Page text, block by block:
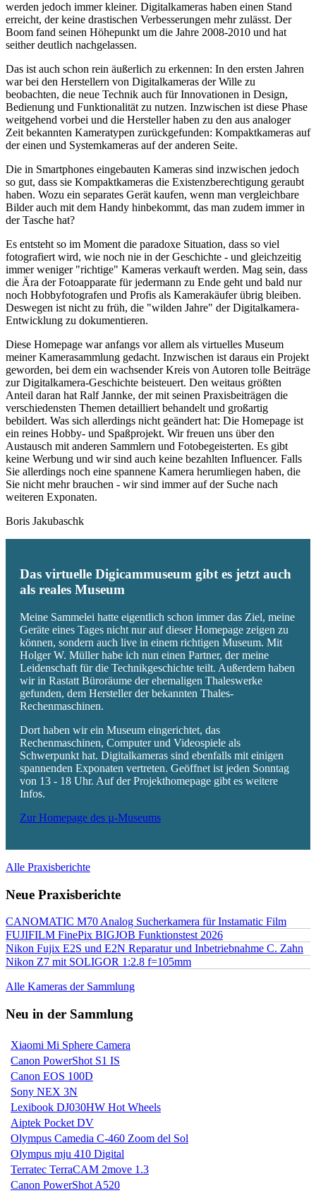
werden jedoch immer kleiner. Digitalkameras haben einen Stand
erreicht, der keine drastischen Verbesserungen mehr zulässt. Der
Boom fand seinen Höhepunkt um die Jahre 2008-2010 und hat
seither deutlich nachgelassen.
Das ist auch schon rein äußerlich zu erkennen: In den ersten Jahren
war bei den Herstellern von Digitalkameras der Wille zu
beobachten, die neue Technik auch für Innovationen in Design,
Bedienung und Funktionalität zu nutzen. Inzwischen ist diese Phase
weitgehend vorbei und die Hersteller haben zu den aus analoger
Zeit bekannten Kameratypen zurückgefunden: Kompaktkameras auf
der einen und Systemkameras auf der anderen Seite.
Die in Smartphones eingebauten Kameras sind inzwischen jedoch
so gut, dass sie Kompaktkameras die Existenzberechtigung geraubt
haben. Wozu ein separates Gerät kaufen, wenn man vergleichbare
Bilder auch mit dem Handy hinbekommt, das man zudem immer in
der Tasche hat?
Es entsteht so im Moment die paradoxe Situation, dass so viel
fotografiert wird, wie noch nie in der Geschichte - und gleichzeitig
immer weniger "richtige" Kameras verkauft werden. Mag sein, dass
die Ära der Fotoapparate für jedermann zu Ende geht und bald nur
noch Hobbyfotografen und Profis als Kamerakäufer übrig bleiben.
Deswegen ist nicht zu früh, die "wilden Jahre" der Digitalkamera-
Entwicklung zu dokumentieren.
Diese Homepage war anfangs vor allem als virtuelles Museum
meiner Kamerasammlung gedacht. Inzwischen ist daraus ein Projekt
geworden, bei dem ein wachsender Kreis von Autoren tolle Beiträge
zur Digitalkamera-Geschichte beisteuert. Den weitaus größten
Anteil daran hat Ralf Jannke, der mit seinen Praxisbeiträgen die
verschiedensten Themen detailliert behandelt und großartig
bebildert. Was sich allerdings nicht geändert hat: Die Homepage ist
ein reines Hobby- und Spaßprojekt. Wir freuen uns über den
Austausch mit anderen Sammlern und Fotobegeisterten. Es gibt
keine Werbung und wir sind auch keine bezahlten Influencer. Falls
Sie allerdings noch eine spannene Kamera herumliegen haben, die
Sie nicht mehr brauchen - wir sind immer auf der Suche nach
weiteren Exponaten.
Boris Jakubaschk
Das virtuelle Digicammuseum gibt es jetzt auch
als reales Museum
Meine Sammelei hatte eigentlich schon immer das Ziel, meine
Geräte eines Tages nicht nur auf dieser Homepage zeigen zu
können, sondern auch live in einem richtigen Museum. Mit
Holger W. Müller habe ich nun einen Partner, der meine
Leidenschaft für die Technikgeschichte teilt. Außerdem haben
wir in Rastatt Büroräume der ehemaligen Thaleswerke
gefunden, dem Hersteller der bekannten Thales-
Rechenmaschinen.
Dort haben wir ein Museum eingerichtet, das
Rechenmaschinen, Computer und Videospiele als
Schwerpunkt hat. Digitalkameras sind ebenfalls mit einigen
spannenden Exponaten vertreten. Geöffnet ist jeden Sonntag
von 13 - 18 Uhr. Auf der Projekthomepage gibt es weitere
Infos.
Zur Homepage des µ-Museums
Alle Praxisberichte
Neue Praxisberichte
CANOMATIC M70 Analog Sucherkamera für Instamatic Film
FUJIFILM FinePix BIGJOB Funktionstest 2026
Nikon Fujix E2S und E2N Reparatur und Inbetriebnahme C. Zahn
Nikon Z7 mit SOLIGOR 1:2.8 f=105mm
Alle Kameras der Sammlung
Neu in der Sammlung
Xiaomi Mi Sphere Camera
Canon PowerShot S1 IS
Canon EOS 100D
Sony NEX 3N
Lexibook DJ030HW Hot Wheels
Aiptek Pocket DV
Olympus Camedia C-460 Zoom del Sol
Olympus mju 410 Digital
Terratec TerraCAM 2move 1.3
Canon PowerShot A520